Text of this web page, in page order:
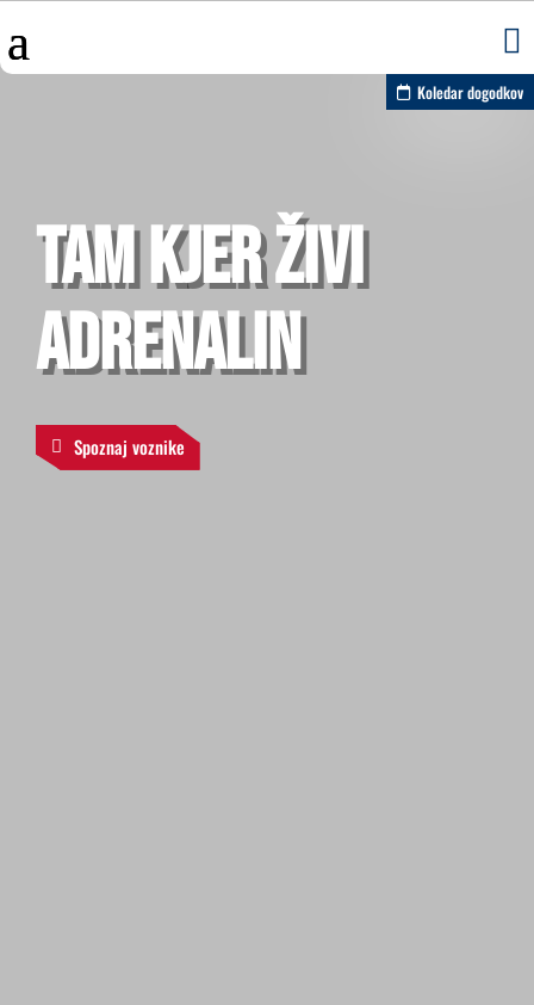

Koledar dogodkov
TAM KJER ŽIVI
ADRENALIN
Spoznaj voznike